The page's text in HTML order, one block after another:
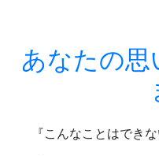
あなたの思
『こんなことはでき